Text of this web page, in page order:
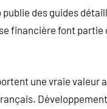
des guides
financière font partie
une vraie valeur